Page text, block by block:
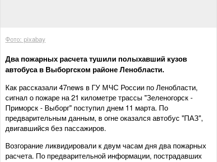
Фото: pixabay
Два пожарных расчета тушили полыхавший кузов
автобуса в Выборгском районе Ленобласти.
Как рассказали 47news в ГУ МЧС России по Ленобласти,
сигнал о пожаре на 21 километре трассы "Зеленогорск -
Приморск - Выборг" поступил днем 11 марта. По
предварительным данным, в огне оказался автобус "ПАЗ",
двигавшийся без пассажиров.
Возгорание ликвидировали к двум часам дня два пожарных
расчета. По предварительной информации, пострадавших